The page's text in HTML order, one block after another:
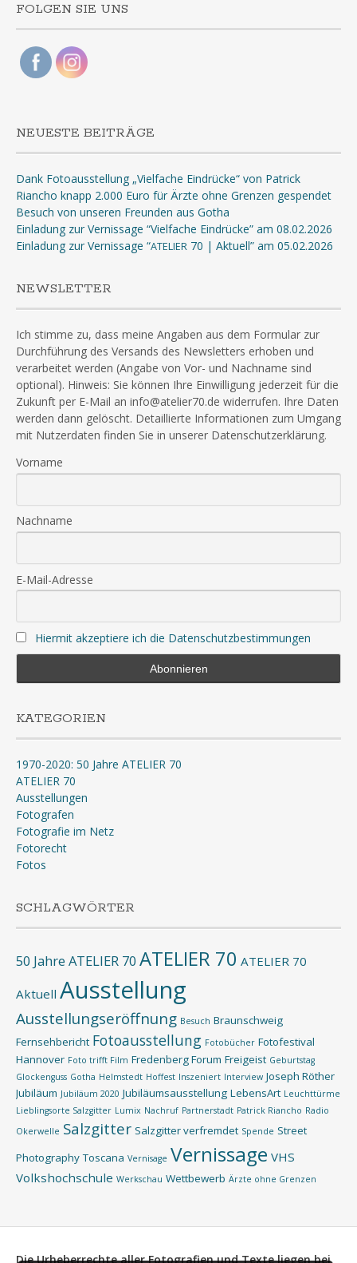
FOLGEN SIE UNS
NEUESTE BEITRÄGE
Dank Fotoausstellung „Vielfache Eindrücke“ von Patrick
Riancho knapp 2.000 Euro für Ärzte ohne Grenzen gespendet
Besuch von unseren Freunden aus Gotha
Einladung zur Vernissage “Vielfache Eindrücke” am 08.02.2026
Einladung zur Vernissage “ATELIER 70 | Aktuell” am 05.02.2026
NEWSLETTER
Ich stimme zu, dass meine Angaben aus dem Formular zur
Durchführung des Versands des Newsletters erhoben und
verarbeitet werden (Angabe von Vor- und Nachname sind
optional). Hinweis: Sie können Ihre Einwilligung jederzeit für die
Zukunft per E-Mail an info@atelier70.de widerrufen. Ihre Daten
werden dann gelöscht. Detaillierte Informationen zum Umgang
mit Nutzerdaten finden Sie in unserer Datenschutzerklärung.
Vorname
Nachname
E-Mail-Adresse
Hiermit akzeptiere ich die Datenschutzbestimmungen
KATEGORIEN
1970-2020: 50 Jahre ATELIER 70
ATELIER 70
Ausstellungen
Fotografen
Fotografie im Netz
Fotorecht
Fotos
SCHLAGWÖRTER
50 Jahre ATELIER 70 ATELIER 70 ATELIER 70
Aktuell Ausstellung
Ausstellungseröffnung Besuch Braunschweig
Fernsehbericht Fotoausstellung Fotobücher Fotofestival
Hannover Foto trifft Film Fredenberg Forum Freigeist Geburtstag
Glockenguss Gotha Helmstedt Hoffest Inszeniert Interview Joseph Röther
Jubiläum Jubiläum 2020 Jubiläumsausstellung LebensArt Leuchttürme
Lieblingsorte Salzgitter Lumix Nachruf Partnerstadt Patrick Riancho Radio
Okerwelle Salzgitter Salzgitter verfremdet Spende Street
Photography Toscana Vernisage Vernissage VHS
Volkshochschule Werkschau Wettbewerb Ärzte ohne Grenzen
Die Urheberrechte aller Fotografien und Texte liegen bei